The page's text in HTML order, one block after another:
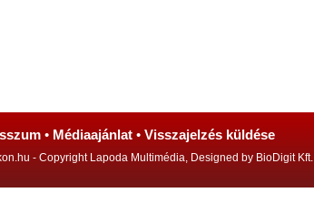
• Médiaajánlat • Visszajelzés küldése
- Copyright Lapoda Multimédia, Designed by BioDigit Kft.